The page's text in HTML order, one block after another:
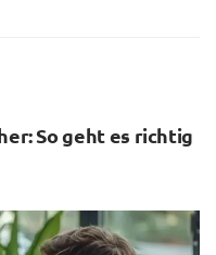
So geht es richtig